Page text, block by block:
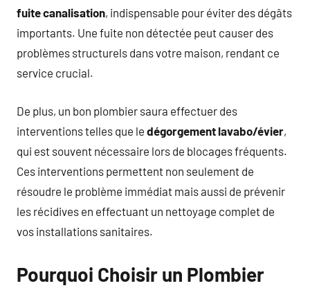
fuite canalisation, indispensable pour éviter des dégâts
importants. Une fuite non détectée peut causer des
problèmes structurels dans votre maison, rendant ce
service crucial.
De plus, un bon plombier saura effectuer des
interventions telles que le dégorgement lavabo/évier,
qui est souvent nécessaire lors de blocages fréquents.
Ces interventions permettent non seulement de
résoudre le problème immédiat mais aussi de prévenir
les récidives en effectuant un nettoyage complet de
vos installations sanitaires.
Pourquoi Choisir un Plombier